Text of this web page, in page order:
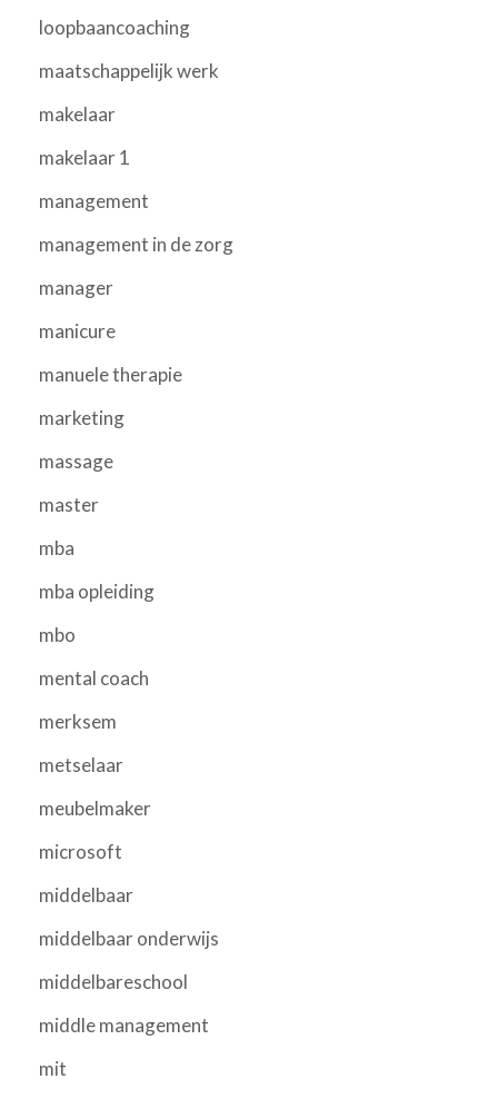
loopbaancoaching
maatschappelijk werk
makelaar
makelaar 1
management
management in de zorg
manager
manicure
manuele therapie
marketing
massage
master
mba
mba opleiding
mbo
mental coach
merksem
metselaar
meubelmaker
microsoft
middelbaar
middelbaar onderwijs
middelbareschool
middle management
mit